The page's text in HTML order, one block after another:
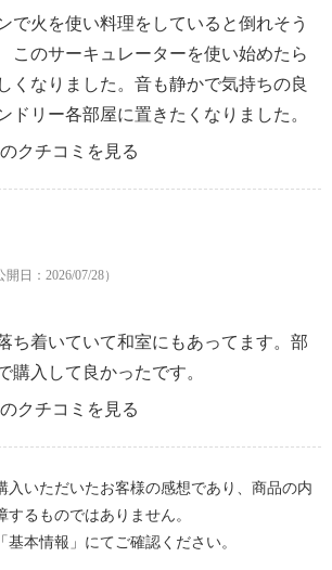
：ユニット清掃ブラシでホコリを取
書参照
外では使わない。日本以外では使わ
ードを束ねたまま使用しない。
ぬれた手で抜き差ししない。
水をかけたりしない。
囲では使用しない。
内蔵されているため、ペースメー
電子機器を使用中の方は、
る。
では使用しない
の当たる所、屋外や直射日光の当
ガスのある所、
かる所、風呂場などの高温多湿な
物に近い所
だに当てない。
火を使い料理をしていると倒れそう
のサーキュレーターを使い始めたら
くなりました。音も静かで気持ちの良
ドリー各部屋に置きたくなりました。
クチコミを見る
日：2026/07/28）
ち着いていて和室にもあってます。部
購入して良かったです。
クチコミを見る
入いただいたお客様の感想であり、商品の内
るものではありません。
本情報」にてご確認ください。